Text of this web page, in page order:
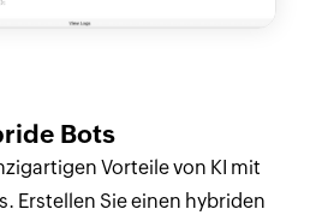
Bots
Vorteile von KI mit
Erstellen Sie einen hybriden